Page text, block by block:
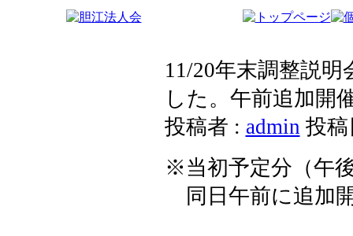
11/20年末調整説
した。午前追加開
投稿者 : admin 投稿
※当初予定分（午
同日午前に追加